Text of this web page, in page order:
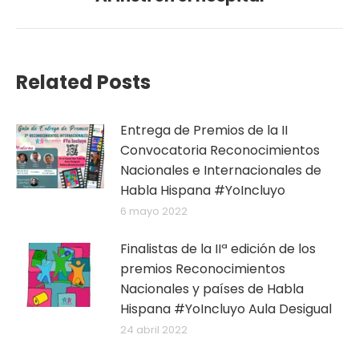
Related Posts
Entrega de Premios de la II
Convocatoria Reconocimientos
Nacionales e Internacionales de
Habla Hispana #YoIncluyo
6 mayo 2022
Finalistas de la IIª edición de los
premios Reconocimientos
Nacionales y países de Habla
Hispana #YoIncluyo Aula Desigual
24 abril 2022